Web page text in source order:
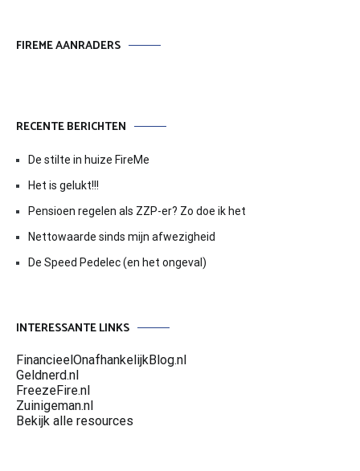
FIREME AANRADERS
RECENTE BERICHTEN
De stilte in huize FireMe
Het is gelukt!!!
Pensioen regelen als ZZP-er? Zo doe ik het
Nettowaarde sinds mijn afwezigheid
De Speed Pedelec (en het ongeval)
INTERESSANTE LINKS
FinancieelOnafhankelijkBlog.nl
Geldnerd.nl
FreezeFire.nl
Zuinigeman.nl
Bekijk alle resources